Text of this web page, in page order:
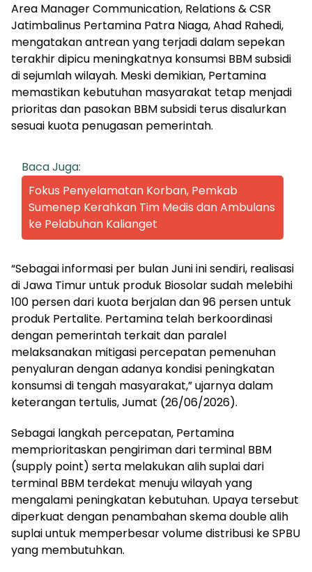
Area Manager Communication, Relations & CSR
Jatimbalinus Pertamina Patra Niaga, Ahad Rahedi,
mengatakan antrean yang terjadi dalam sepekan
terakhir dipicu meningkatnya konsumsi BBM subsidi
di sejumlah wilayah. Meski demikian, Pertamina
memastikan kebutuhan masyarakat tetap menjadi
prioritas dan pasokan BBM subsidi terus disalurkan
sesuai kuota penugasan pemerintah.
Baca Juga:
Fokus Penyelamatan Korban, Pemkab
Sumenep Kerahkan Tim Medis dan Ambulans
ke Pelabuhan Kalianget
“Sebagai informasi per bulan Juni ini sendiri, realisasi
di Jawa Timur untuk produk Biosolar sudah melebihi
100 persen dari kuota berjalan dan 96 persen untuk
produk Pertalite. Pertamina telah berkoordinasi
dengan pemerintah terkait dan paralel
melaksanakan mitigasi percepatan pemenuhan
penyaluran dengan adanya kondisi peningkatan
konsumsi di tengah masyarakat,” ujarnya dalam
keterangan tertulis, Jumat (26/06/2026).
Sebagai langkah percepatan, Pertamina
memprioritaskan pengiriman dari terminal BBM
(supply point) serta melakukan alih suplai dari
terminal BBM terdekat menuju wilayah yang
mengalami peningkatan kebutuhan. Upaya tersebut
diperkuat dengan penambahan skema double alih
suplai untuk memperbesar volume distribusi ke SPBU
yang membutuhkan.